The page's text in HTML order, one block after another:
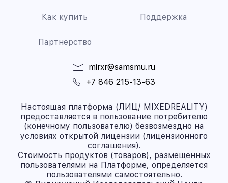
Как купить Поддержка
Партнерство
mirxr@samsmu.ru
+7 846 215-13-63
Настоящая платформа (ЛИЦ/ MIXEDREALITY)
предоставляется в пользование потребителю
(конечному пользователю) безвозмездно на
условиях открытой лицензии (лицензионного
соглашения).
Стоимость продуктов (товаров), размещенных
пользователями на Платформе, определяется
пользователями самостоятельно.